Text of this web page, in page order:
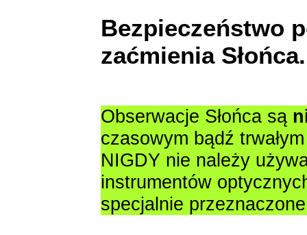
Bezpieczeństwo
zaćmienia Słońca.
Obserwacje Słońca są
czasowym bądź
NIGDY nie należy
instrumentów
specjalnie